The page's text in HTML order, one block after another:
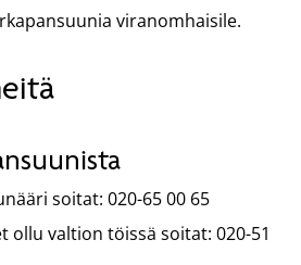
viranomhaisile.
soitat: 020-65 00 65
ollu valtion töissä soitat: 020-51